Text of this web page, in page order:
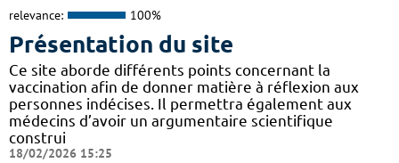
relevance: 100%
Présentation du site
Ce site aborde différents points concernant la
vaccination afin de donner matière à réflexion aux
personnes indécises. Il permettra également aux
médecins d’avoir un argumentaire scientifique
construi
18/02/2026 15:25